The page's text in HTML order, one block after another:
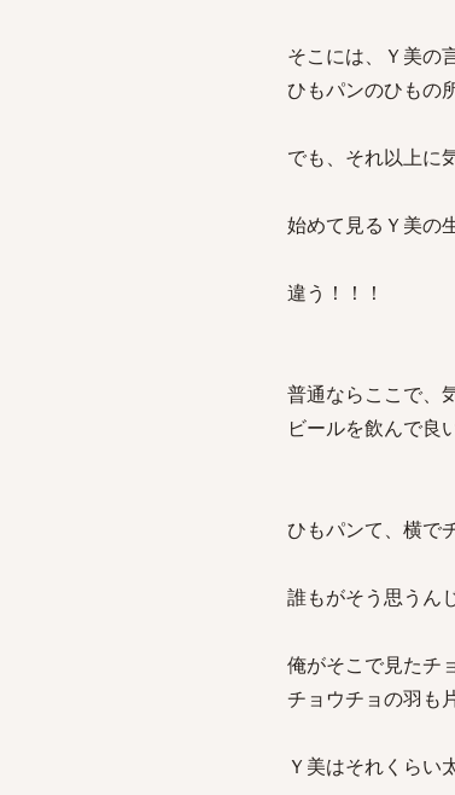
そこには、Ｙ美の
ひもパンのひもの
でも、それ以上に
始めて見るＹ美
違う！！！
普通ならここで、
ビールを飲んで良
ひもパンて、横で
誰もがそう思うん
俺がそこで見たチ
チョウチョの羽も
Ｙ美はそれくらい